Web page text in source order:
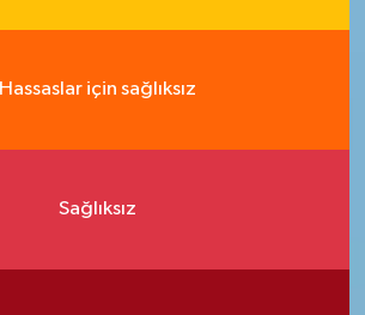
Hassaslar için sağlıksız
Sağlıksız